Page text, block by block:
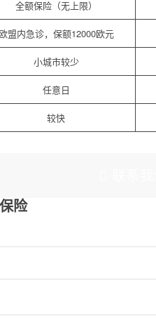
全额保险（无上限）
欧盟内急诊，保额12000欧元
小城市较少
任意日
较快
险